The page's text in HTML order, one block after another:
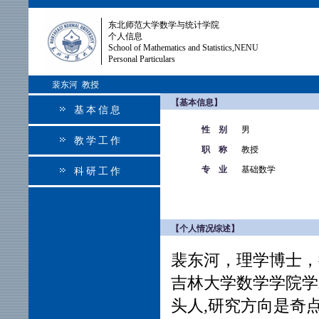
东北师范大学数学与统计学院
个人信息
School of Mathematics and Statistics,NENU
Personal Particulars
裴东河 教授
基本信息
教学工作
科研工作
【基本信息】
性 别
男
职 称
教授
专 业
基础数学
【个人情况综述】
裴东河，理学博士
吉林大学数学学院
头人,研究方向是奇